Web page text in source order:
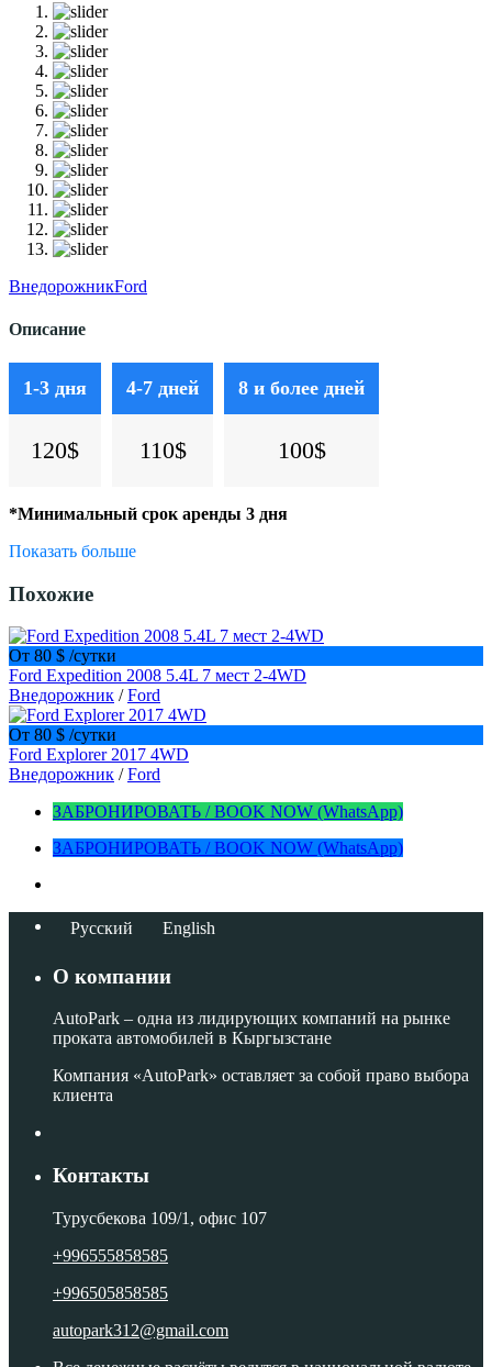
ВнедорожникFord
Описание
1-3 дня
120$
4-7 дней
110$
8 и более дней
100$
*Минимальный срок аренды 3 дня
Показать больше
Похожие
От 80 $ /сутки
Ford Expedition 2008 5.4L 7 мест 2-4WD
Внедорожник /Ford
От 80 $ /сутки
Ford Explorer 2017 4WD
Внедорожник /Ford
ЗАБРОНИРОВАТЬ / BOOK NOW (WhatsApp)
ЗАБРОНИРОВАТЬ / BOOK NOW (WhatsApp)
Русский English
О компании
AutoPark – одна из лидирующих компаний на рынке
проката автомобилей в Кыргызстане
Компания «AutoPark» оставляет за собой право выбора
клиента
Контакты
Турусбекова 109/1, офис 107
+996555858585
+996505858585
autopark312@gmail.com